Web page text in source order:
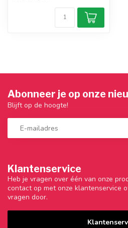
Klantenservice
Heb je vragen over één van onze
contact op met onze klantenservice
vragen door.
Abonneer je op onze
Blijft op de hoogte!